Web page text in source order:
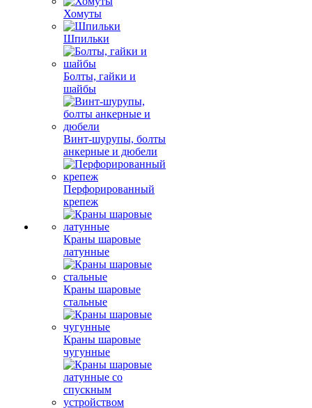
Хомуты
Шпильки
Болты, гайки и
шайбы
Винт-шурупы, болты
анкерные и дюбели
Перфорированный
крепеж
Краны шаровые
латунные
Краны шаровые
стальные
Краны шаровые
чугунные